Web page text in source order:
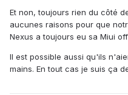
Et non, toujours rien du côté
aucunes raisons pour que
Nexus a toujours eu sa Miui
Il est possible aussi qu'ils
mains. En tout cas je suis ça